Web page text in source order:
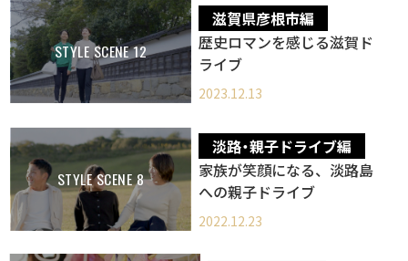
STYLE SCENE 12
滋賀県彦根市編
‎歴史ロマンを感じる滋賀ド
ライブ
2023.12.13
STYLE SCENE 8
淡路・親子ドライブ編
家族が笑顔になる、淡路島
への親子ドライブ
2022.12.23